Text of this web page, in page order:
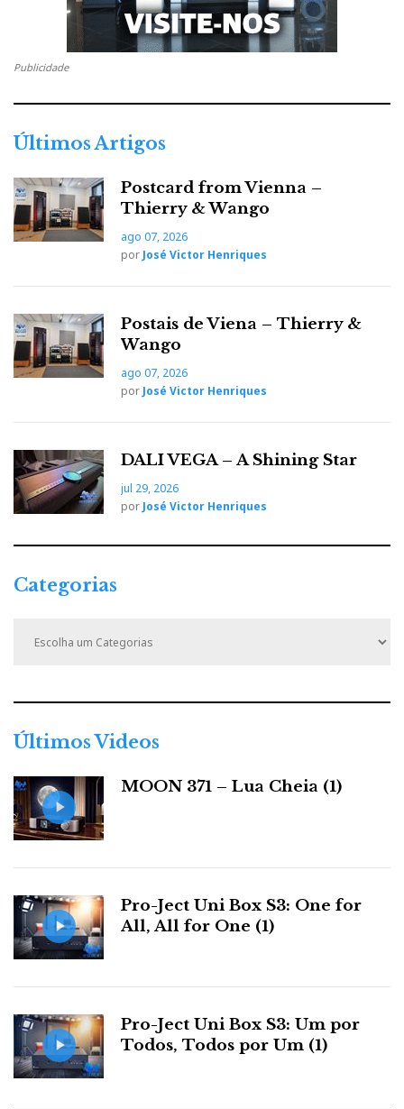
Publicidade
Últimos Artigos
Postcard from Vienna –
Thierry & Wango
ago 07, 2026
por José Victor Henriques
Postais de Viena – Thierry &
Wango
ago 07, 2026
por José Victor Henriques
DALI VEGA – A Shining Star
jul 29, 2026
por José Victor Henriques
Categorias
r
i
s
Últimos Videos
MOON 371 – Lua Cheia (1)
Pro-Ject Uni Box S3: One for
All, All for One (1)
Pro-Ject Uni Box S3: Um por
Todos, Todos por Um (1)